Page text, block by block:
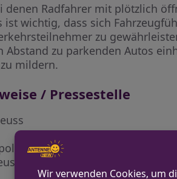
denen Radfahrer mit plötzlich
ist wichtig, dass sich
zu
Abstand zu parkenden Autos
mildern.
/ Pressestelle